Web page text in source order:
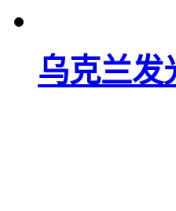
乌克兰发